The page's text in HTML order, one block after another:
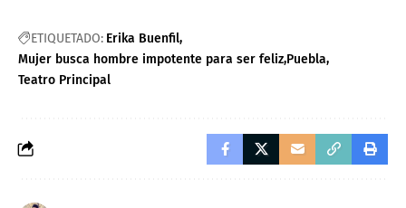
ETIQUETADO: Erika Buenfil
Mujer busca hombre impotente para ser feliz Puebla
Teatro Principal